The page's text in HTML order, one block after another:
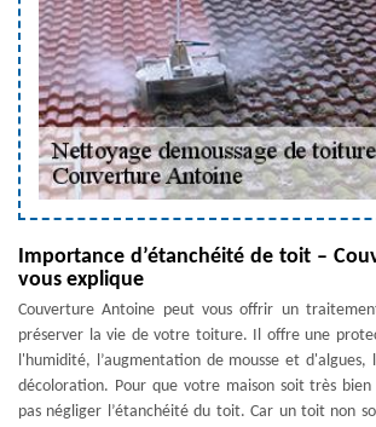
Importance d’étanchéité de toit –
vous explique
Couverture Antoine peut vous offrir un
préserver la vie de votre toiture. Il offre une
l'humidité, l’augmentation de mousse et d'algues,
décoloration. Pour que votre maison soit très
pas négliger l’étanchéité du toit. Car un toit non